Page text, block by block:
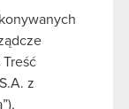
Treść
z